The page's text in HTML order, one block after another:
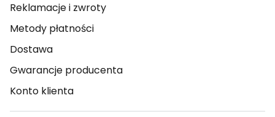
Reklamacje i zwroty
Metody płatności
Dostawa
Gwarancje producenta
Konto klienta